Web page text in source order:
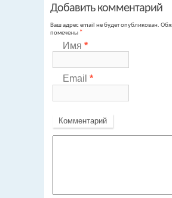
Добавить комментарий
Ваш адрес email не будет опубликован.
помечены *
Имя *
Email *
Комментарий